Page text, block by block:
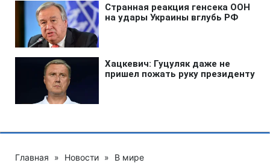
Главная » Новости » В мире